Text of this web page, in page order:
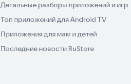
Детальные разборы приложений и игр
Топ приложений для Android TV
Приложения для мам и детей
Последние новости RuStore